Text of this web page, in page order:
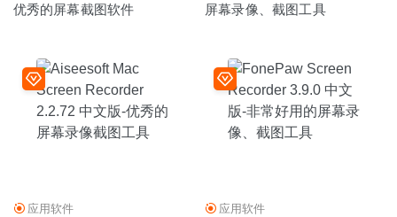
优秀的屏幕截图软件
屏幕录像、截图工具
应用软件 应用软件